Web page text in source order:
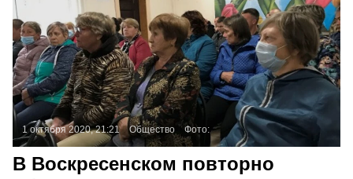
1 октября 2020, 21:21 Общество Фото:
В Воскресенском повторно